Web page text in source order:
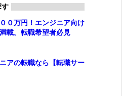
す
０万円！エンジニア向け
載。転職希望者必見
アの転職なら【転職サー